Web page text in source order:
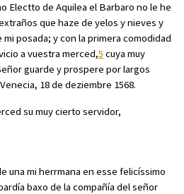
Electto de Aquilea el Barbaro no le he
que haze de yelos y nieves y
posada; y con la primera comodidad
a vuestra merced,5 cuya muy
guarde y prospere por largos
18 de deziembre 1568.
su muy cierto servidor,
una mi herrmana en esse felicíssimo
baxo de la compañía del señor